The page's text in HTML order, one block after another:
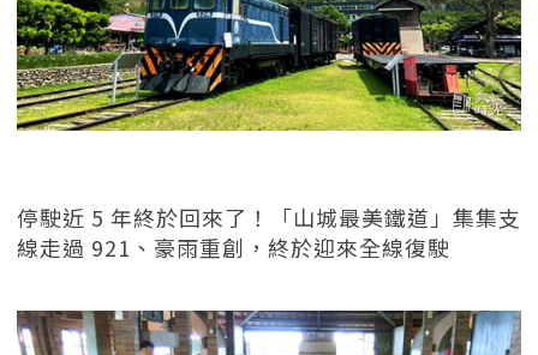
停駛近 5 年終於回來了！「山城最美鐵道」集集支
線走過 921、豪雨重創，終於迎來全線復駛